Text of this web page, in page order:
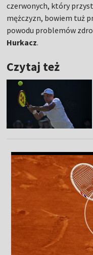
czerwonych, który
mężczyzn, bowiem tuż
powodu problemów
Hurkacz.
Czytaj też